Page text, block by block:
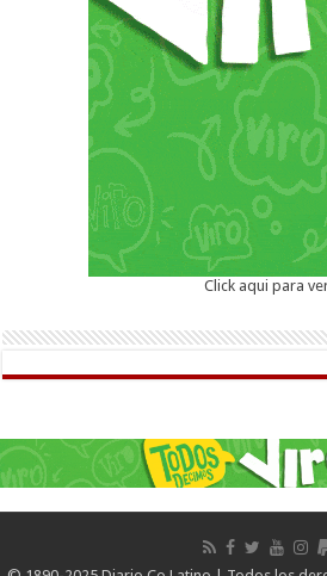
Click aqui para